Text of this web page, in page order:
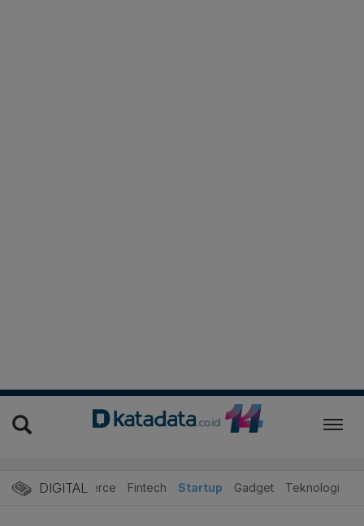
DIGITAL
E-Commerce Fintech Startup Gadget Teknologi